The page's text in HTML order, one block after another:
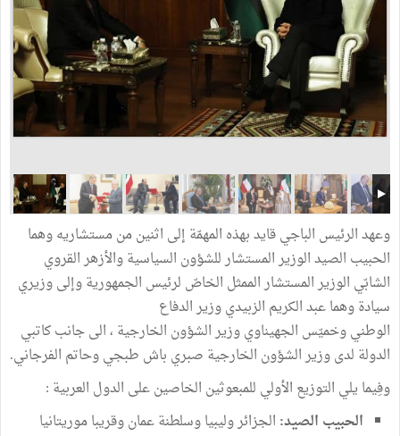
وعهد الرئيس الباجي قايد بهذه المهمّة إلى اثنين من مستشاريه وهما
الحبيب الصيد الوزير المستشار للشؤون السياسية والأزهر القروي
الشابّي الوزير المستشار الممثل الخاصّ لرئيس الجمهورية وإلى وزيري
سيادة وهما عبد الكريم الزبيدي وزير الدفاع
الوطني وخميّس الجهيناوي وزير الشؤون الخارجية ، الى جانب كاتبي
الدولة لدى وزير الشؤون الخارجية صبري باش طبجي وحاتم الفرجاني.
وفِيما يلي التوزيع الأولي للمبعوثين الخاصين على الدول العربية :
الحبيب الصيد: الجزائر وليبيا وسلطنة عمان وقريبا موريتانيا